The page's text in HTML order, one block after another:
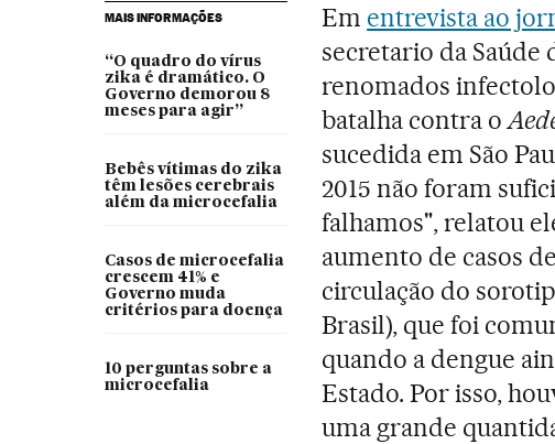
MAIS INFORMAÇÕES
“O quadro do vírus
zika é dramático. O
Governo demorou 8
meses para agir”
Bebês vítimas do zika
têm lesões cerebrais
além da microcefalia
Casos de microcefalia
crescem 41% e
Governo muda
critérios para doença
10 perguntas sobre a
microcefalia
Em entrevista ao
secretario da Saúde
renomados
batalha contra o
sucedida em São
2015 não foram
falhamos", relatou
aumento de casos
circulação do
Brasil), que foi
quando a dengue
Estado. Por isso,
uma grande